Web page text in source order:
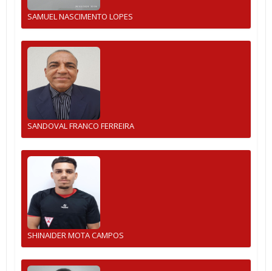
SAMUEL NASCIMENTO LOPES
SANDOVAL FRANCO FERREIRA
SHINAIDER MOTA CAMPOS